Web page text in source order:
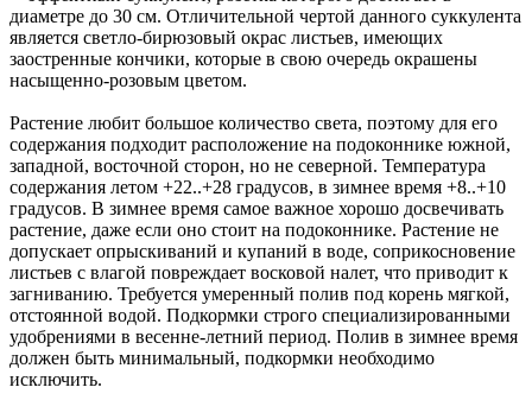
диаметре до 30 см. Отличительной чертой данного суккулента
является светло-бирюзовый окрас листьев, имеющих
заостренные кончики, которые в свою очередь окрашены
насыщенно-розовым цветом.
Растение любит большое количество света, поэтому для его
содержания подходит расположение на подоконнике южной,
западной, восточной сторон, но не северной. Температура
содержания летом +22..+28 градусов, в зимнее время +8..+10
градусов. В зимнее время самое важное хорошо досвечивать
растение, даже если оно стоит на подоконнике. Растение не
допускает опрыскиваний и купаний в воде, соприкосновение
листьев с влагой повреждает восковой налет, что приводит к
загниванию. Требуется умеренный полив под корень мягкой,
отстоянной водой. Подкормки строго специализированными
удобрениями в весенне-летний период. Полив в зимнее время
должен быть минимальный, подкормки необходимо
исключить.